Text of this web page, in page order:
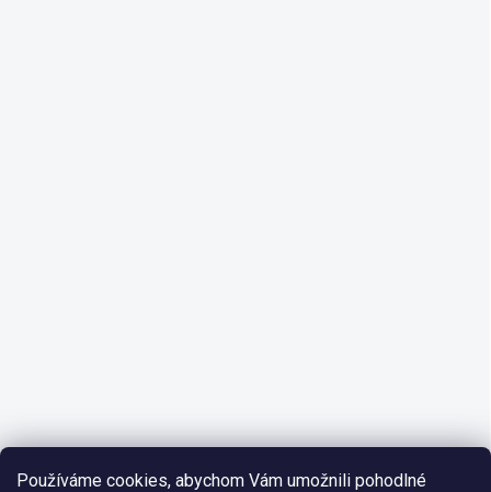
Používáme cookies, abychom Vám umožnili pohodlné